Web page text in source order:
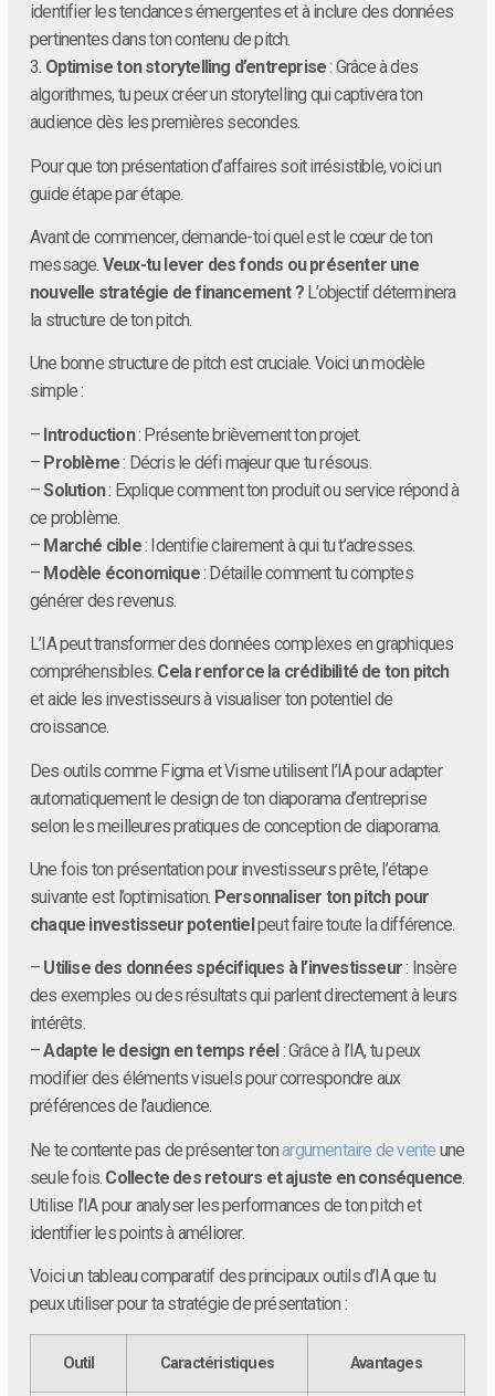
identifier les tendances émergentes et à inclure des données
pertinentes dans ton contenu de pitch.
3. Optimise ton storytelling d’entreprise: Grâce à des
algorithmes, tu peux créer un storytelling qui captivera ton
audience dès les premières secondes.
Pour que ton présentation d’affaires soit irrésistible, voici un
guide étape par étape.
Avant de commencer, demande-toi quel est le cœur de ton
message. Veux-tu lever des fonds ou présenter une
nouvelle stratégie de financement ? L’objectif déterminera
la structure de ton pitch.
Une bonne structure de pitch est cruciale. Voici un modèle
simple :
– Introduction: Présente brièvement ton projet.
– Problème: Décris le défi majeur que tu résous.
–Solution: Explique comment ton produit ou service répond à
ce problème.
– Marché cible: Identifie clairement à qui tu t’adresses.
– Modèle économique: Détaille comment tu comptes
générer des revenus.
L’IA peut transformer des données complexes en graphiques
compréhensibles. Cela renforce la crédibilité de ton pitch
et aide les investisseurs à visualiser ton potentiel de
croissance.
Des outils comme Figma et Visme utilisent l’IA pour adapter
automatiquement le design de ton diaporama d’entreprise
selon les meilleures pratiques de conception de diaporama.
Une fois ton présentation pour investisseurs prête, l’étape
suivante est l’optimisation. Personnaliser ton pitch pour
chaque investisseur potentielpeut faire toute la différence.
– Utilise des données spécifiques à l’investisseur: Insère
des exemples ou des résultats qui parlent directement à leurs
intérêts.
–Adapte le design en temps réel : Grâce à l’IA, tu peux
modifier des éléments visuels pour correspondre aux
préférences de l’audience.
Ne te contente pas de présenter tonargumentaire de vente une
seule fois. Collecte des retours et ajuste en conséquence
Utilise l’IA pour analyser les performances de ton pitch et
identifier les points à améliorer.
Voici un tableau comparatif des principaux outils d’IA que tu
peux utiliser pour ta stratégie de présentation :
Outil Caractéristiques Avantages